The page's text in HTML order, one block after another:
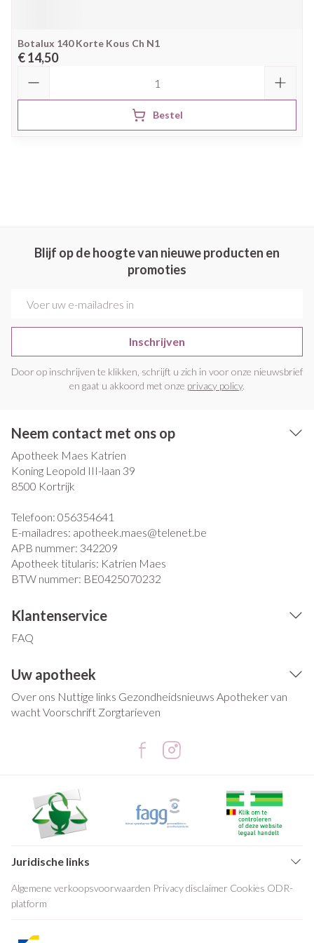
Botalux 140 Korte Kous Ch N1
€ 14,50
Bestel
Blijf op de hoogte van nieuwe producten en
promoties
Inschrijven
Door op inschrijven te klikken, schrijft u zich in voor onze nieuwsbrief
en gaat u akkoord met onze privacy policy.
Neem contact met ons op
Apotheek Maes Katrien
Koning Leopold III-laan 39
8500 Kortrijk
Telefoon: 056354641
E-mailadres: apotheek.maes@telenet.be
APB nummer: 342209
Apotheek titularis: Katrien Maes
BTW nummer: BE0425070232
Klantenservice
FAQ
Uw apotheek
Over ons Nuttige links Gezondheidsnieuws Apotheker van
wachtVoorschrift Zorgtarieven
Juridische links
Algemene verkoopsvoorwaarden Privacy disclaimer Cookies ODR-
platform